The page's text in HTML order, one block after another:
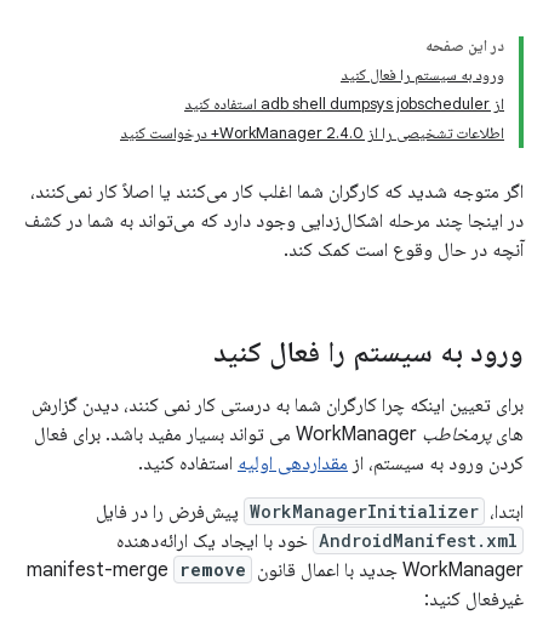
در این صفحه
ورود به سیستم را فعال کنید
از adb shell dumpsys jobscheduler استفاده کنید
اطلاعات تشخیصی را از WorkManager 2.4.0+ درخواست کنید
اگر متوجه شدید که کارگران شما اغلب کار می‌کنند یا اصلاً کار نمی‌کنند،
در اینجا چند مرحله اشکال‌زدایی وجود دارد که می‌تواند به شما در کشف
آنچه در حال وقوع است کمک کند.
ورود به سیستم را فعال کنید
برای تعیین اینکه چرا کارگران شما به درستی کار نمی کنند، دیدن گزارش
هایپرمخاطب
WorkManager می تواند بسیار مفید باشد. برای فعال
کردن ورود به سیستم، از مقداردهی اولیه استفاده کنید.
ابتدا، WorkManagerInitializer پیش‌فرض را در فایل
AndroidManifest.xml خود با ایجاد یک ارائه‌دهنده
WorkManager جدید با اعمال قانون manifest-merge
remove
غیرفعال کنید: